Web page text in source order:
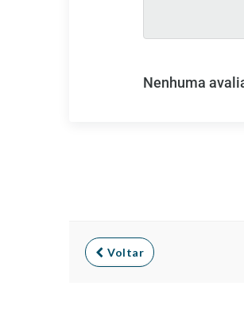
Nenhuma
Voltar